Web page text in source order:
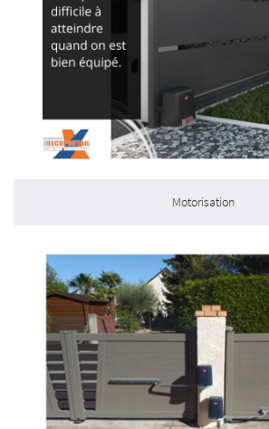
AVIS
ACTUALITÉS
Motorisation